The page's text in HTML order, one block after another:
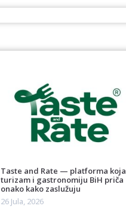
Taste and Rate — platforma koja
turizam i gastronomiju BiH priča
onako kako zaslužuju
26 Jula, 2026